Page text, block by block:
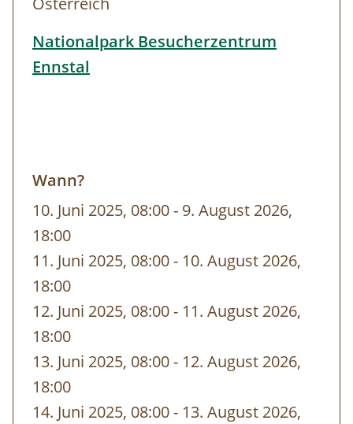
Höhlentour
Helme und Stirnlampen, Dauer ca. 2,5
Stunden)
Info & Buchung:
Besucherzentrum Ennstal
+ 43 7254/8414,
Infostelle Windischgarsten
+ 43 7562/5266-17,info-wdg@kalkalpen.at
Villa Sonnwend National Park Lodge
+ 43 7562/20592,
sonnwend@kalkalpen.at
Nationalpark Besucherzentrum
Ennstal
Wann?
10. Juni 2025, 08:00- bis
9. August 2026,
18:00
11. Juni 2025, 08:00- bis
10. August 2026,
18:00
12. Juni 2025, 08:00- bis
11. August 2026,
18:00
13. Juni 2025, 08:00- bis
12. August 2026,
18:00
14. Juni 2025, 08:00- bis
13. August 2026,